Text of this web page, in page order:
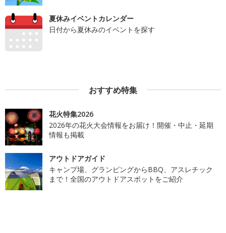
夏休みイベントカレンダー
日付から夏休みのイベントを探す
おすすめ特集
花火特集2026
2026年の花火大会情報をお届け！開催・中止・延期
情報も掲載
アウトドアガイド
キャンプ場、グランピングからBBQ、アスレチック
まで！全国のアウトドアスポットをご紹介